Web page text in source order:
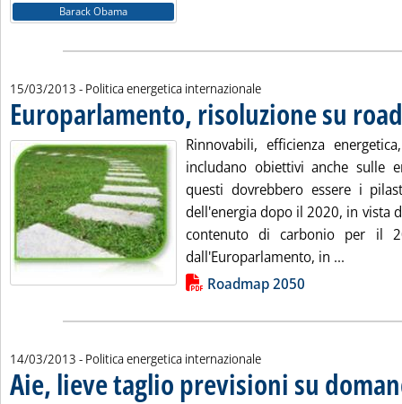
Barack Obama
15/03/2013 - Politica energetica internazionale
Europarlamento, risoluzione su
Rinnovabili, efficienza
includano obiettivi anche sulle
questi dovrebbero essere i
dell'energia dopo il 2020, in vista
contenuto di carbonio per il
dall'Europarlamento, in ...
Lista allegati PDF alla notiziaRoadmap 2050
14/03/2013 - Politica energetica internazionale
Aie, lieve taglio previsioni su